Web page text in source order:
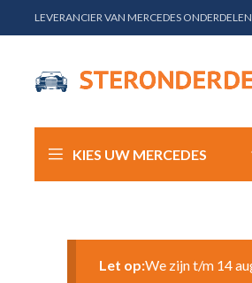
LEVERANCIER VAN MERCEDES
KIES UW MERCEDES
Let op:We zijn t/m 14